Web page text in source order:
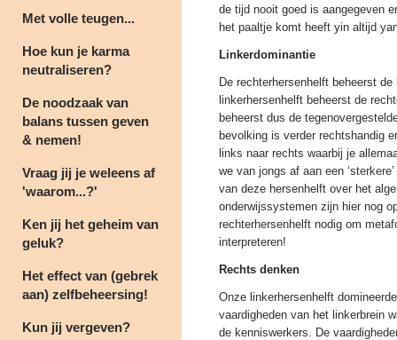
Met volle teugen...
Hoe kun je karma
neutraliseren?
De noodzaak van
balans tussen geven
& nemen!
Vraag jij je weleens af
'waarom...?'
Ken jij het geheim van
geluk?
Het effect van (gebrek
aan) zelfbeheersing!
Kun jij vergeven?
de tijd nooit goed is aangegeven
het paaltje komt heeft yin altijd
Linkerdominantie
De rechterhersenhelft beheerst
linkerhersenhelft beheerst de
beheerst dus de
bevolking is verder rechtshandig
links naar rechts waarbij je
we van jongs af aan een
van deze hersenhelft over het
onderwijssystemen zijn hier nog
rechterhersenhelft nodig om
interpreteren!
Rechts denken
Onze linkerhersenhelft
vaardigheden van het linkerbrein
de kenniswerkers. De